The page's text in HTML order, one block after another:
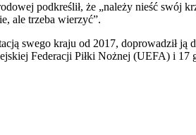
podkreślił, że „należy nieść
ale trzeba wierzyć”.
swego kraju od 2017, doprowadził
Federacji Piłki Nożnej (UEFA) i